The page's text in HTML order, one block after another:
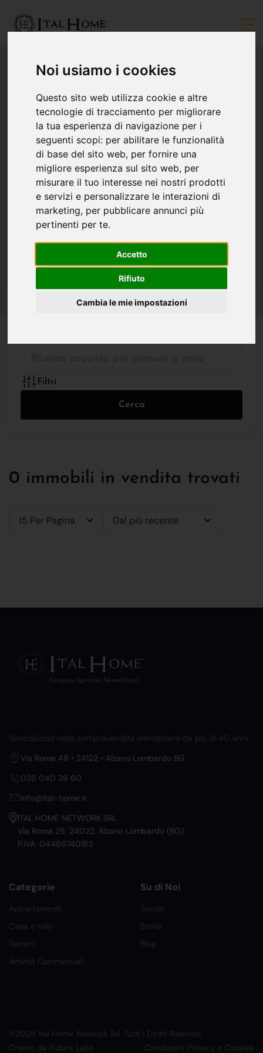
Noi usiamo i cookies
Questo sito web utilizza cookie e altre
tecnologie di tracciamento per migliorare
la tua esperienza di navigazione per i
seguenti scopi: per abilitare le funzionalità
di base del sito web, per fornire una
migliore esperienza sul sito web, per
misurare il tuo interesse nei nostri prodotti
e servizi e personalizzare le interazioni di
marketing, per pubblicare annunci più
pertinenti per te.
Accetto
Rifiuto
Cambia le mie impostazioni
Filtri
Cerca
0 immobili in vendita trovati
15 Per Pagina Dal più recente
Specializzati nella compravendita immobiliare da più di 40 anni.
Via Roma 48 • 24122 • Alzano Lombardo BG
035 040 26 60
info@ital-home.it
ITAL HOME NETWORK SRL
Via Roma 25, 24022, Alzano Lombardo (BG)
P.IVA: 04486740162
Categorie
Appartamenti
Case e Ville
Terreni
Attività Commerciali
Su di Noi
Servizi
Storia
Blog
©2026 Ital Home Network Srl. Tutti i Diritti Riservati.
Creato da Future Labs
Condizioni, Privacy e Cookies